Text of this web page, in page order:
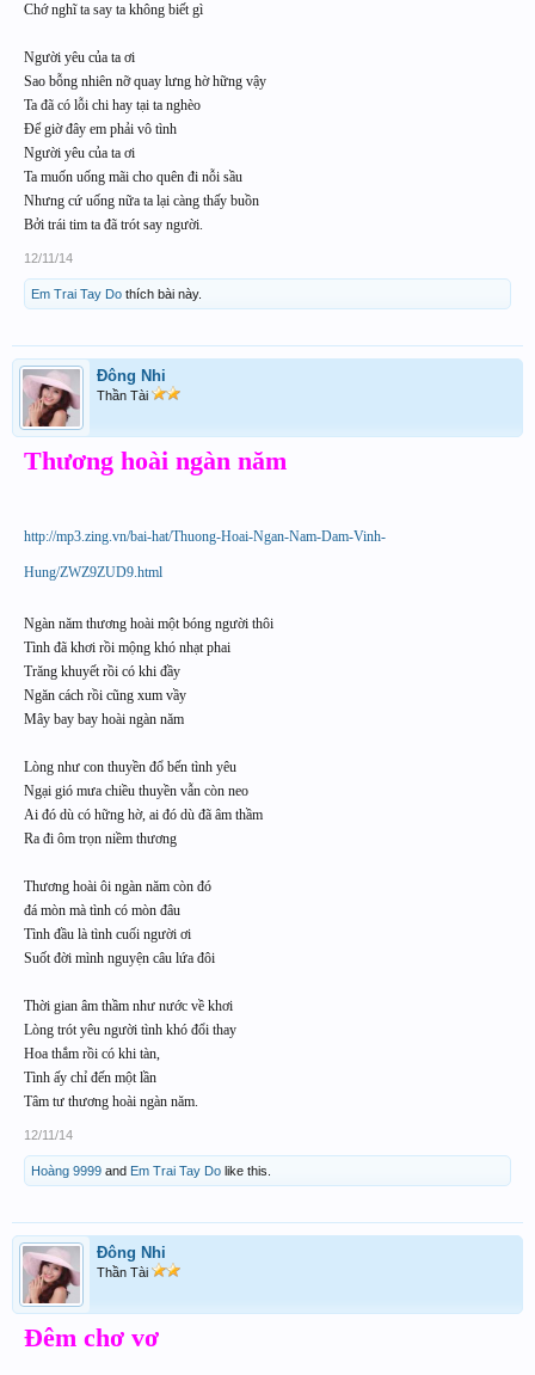
Chớ nghĩ ta say ta không biết gì
Người yêu của ta ơi
Sao bỗng nhiên nỡ quay lưng hờ hững vậy
Ta đã có lỗi chi hay tại ta nghèo
Để giờ đây em phải vô tình
Người yêu của ta ơi
Ta muốn uống mãi cho quên đi nỗi sầu
Nhưng cứ uống nữa ta lại càng thấy buồn
Bởi trái tim ta đã trót say người.
12/11/14
Em Trai Tay Do thích bài này.
Đông Nhi
Thần Tài
Thương hoài ngàn năm
http://mp3.zing.vn/bai-hat/Thuong-Hoai-Ngan-Nam-Dam-Vinh-
Hung/ZWZ9ZUD9.html
Ngàn năm thương hoài một bóng người thôi
Tình đã khơi rồi mộng khó nhạt phai
Trăng khuyết rồi có khi đầy
Ngăn cách rồi cũng xum vầy
Mây bay bay hoài ngàn năm
Lòng như con thuyền đổ bến tình yêu
Ngại gió mưa chiều thuyền vẫn còn neo
Ai đó dù có hững hờ, ai đó dù đã âm thầm
Ra đi ôm trọn niềm thương
Thương hoài ôi ngàn năm còn đó
đá mòn mà tình có mòn đâu
Tình đầu là tình cuối người ơi
Suốt đời mình nguyện câu lứa đôi
Thời gian âm thầm như nước về khơi
Lòng trót yêu người tình khó đổi thay
Hoa thắm rồi có khi tàn,
Tình ấy chỉ đến một lần
Tâm tư thương hoài ngàn năm.
12/11/14
Hoàng 9999 and Em Trai Tay Do like this.
Đông Nhi
Thần Tài
Đêm chơ vơ